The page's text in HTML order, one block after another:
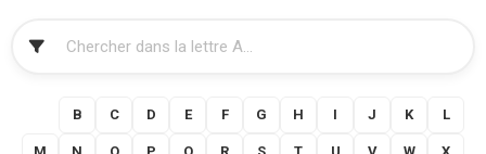
B C D E F G H I J K L